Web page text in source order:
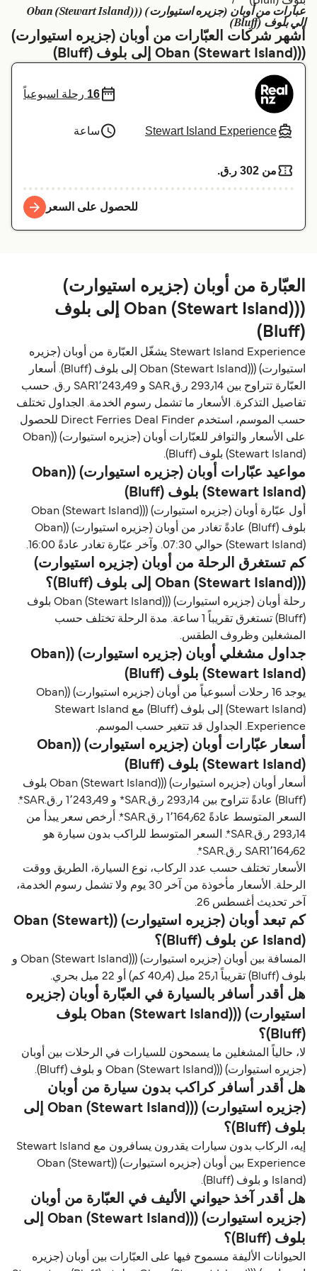
Deutschland
Schweiz (DE)
Norge
Україна
Indonesia
عبارات من أوبان (جزیره استیوارت) ((Oban (Stewart Island)
الي بلوف (Bluff)
أشهر شركات العبّارات من أوبان (جزیره استیوارت)
((Oban (Stewart Island) إلى بلوف (Bluff)
Stewart Island Experience
16 رحلة اسبوعياً
ساعة
من 302 ر.ق.‏
للحصول على السعر
العبّارة من أوبان (جزیره استیوارت)
((Oban (Stewart Island) إلى بلوف
(Bluff)
Stewart Island Experience يشغّل العبّارة من أوبان (جزیره
استیوارت) ((Oban (Stewart Island) إلى بلوف (Bluff). أسعار
العبّارة تتراوح بين 293٫14 ر.ق.‏SAR و SAR1٬243٫49 ر.ق.‏ حسب
تفاصيل التذكرة. الأسعار ما تشمل رسوم الخدمة. الجداول تختلف
حسب الموسم، استخدم Direct Ferries Deal Finder للحصول
على الأسعار والتوافر للعبّارات أوبان (جزیره استیوارت) ((Oban
(Stewart Island) بلوف (Bluff).
مواعيد عبّارات أوبان (جزیره استیوارت) ((Oban
(Stewart Island) بلوف (Bluff)
أول عبّارة أوبان (جزیره استیوارت) ((Oban (Stewart Island)
بلوف (Bluff) عادةً تغادر من أوبان (جزیره استیوارت) ((Oban
(Stewart Island) حوالي 07:30. وآخر عبّارة تغادر عادةً 16:00.
كم تستغرق الرحلة من أوبان (جزیره استیوارت)
((Oban (Stewart Island) إلى بلوف (Bluff)؟
رحلة أوبان (جزیره استیوارت) ((Oban (Stewart Island) بلوف
(Bluff) تستغرق تقريباً 1 ساعة. مدة الرحلة تختلف حسب
المشغلين وظروف الطقس.
جداول مشغلي أوبان (جزیره استیوارت) ((Oban
(Stewart Island) بلوف (Bluff)
يوجد 16 رحلات أسبوعياً من أوبان (جزیره استیوارت) ((Oban
(Stewart Island) إلى بلوف (Bluff) مع Stewart Island
Experience. الجداول قد تتغير حسب الموسم.
أسعار عبّارات أوبان (جزیره استیوارت) ((Oban
(Stewart Island) بلوف (Bluff)
أسعار أوبان (جزیره استیوارت) ((Oban (Stewart Island) بلوف
(Bluff) عادةً تتراوح بين 293٫14 ر.ق.‏SAR* و 1٬243٫49 ر.ق.‏SAR*.
السعر المتوسط عادةً 1٬164٫62 ر.ق.‏SAR*. أرخص سعر يبدأ من
293٫14 ر.ق.‏SAR*. السعر المتوسط للراكب بدون سيارة هو
SAR1٬164٫62 ر.ق.‏SAR*.
الأسعار تختلف حسب عدد الركاب، نوع السيارة، الطريق ووقت
الرحلة. الأسعار مأخوذة من آخر 30 يوم ولا تشمل رسوم الخدمة،
آخر تحديث أغسطس 26.
كم تبعد أوبان (جزیره استیوارت) ((Oban (Stewart
Island) عن بلوف (Bluff)؟
المسافة بين أوبان (جزیره استیوارت) ((Oban (Stewart Island) و
بلوف (Bluff) تقريباً 25٫1 ميل (40٫4 كم) أو 22 ميل بحري.
هل أقدر أسافر بالسيارة في العبّارة أوبان (جزیره
استیوارت) ((Oban (Stewart Island) بلوف
(Bluff)؟
لا، حالياً المشغلين ما يسمحون للسيارات في الرحلات بين أوبان
(جزیره استیوارت) ((Oban (Stewart Island) و بلوف (Bluff).
هل أقدر أسافر كراكب بدون سيارة من أوبان
(جزیره استیوارت) ((Oban (Stewart Island) إلى
بلوف (Bluff)؟
إيه، الركاب بدون سيارات يقدرون يسافرون مع Stewart Island
Experience بين أوبان (جزیره استیوارت) ((Oban (Stewart
Island) و بلوف (Bluff).
هل أقدر آخذ حيواني الأليف في العبّارة من أوبان
(جزیره استیوارت) ((Oban (Stewart Island) إلى
بلوف (Bluff)؟
الحيوانات الأليفة مسموح فيها على العبّارات بين أوبان (جزیره